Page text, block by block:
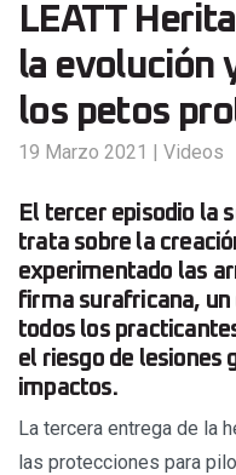
LEATT
la evolución
los petos
19 Marzo 2021 | Videos
El tercer episodio la
trata sobre la
experimentado las
firma surafricana,
todos los
el riesgo de lesiones
impactos.
La tercera entrega de la
las protecciones para